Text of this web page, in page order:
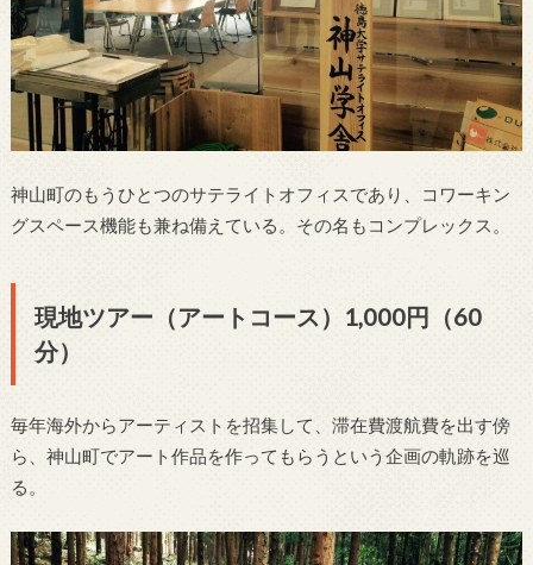
神山町のもうひとつのサテライトオフィスであり、コワーキン
グスペース機能も兼ね備えている。その名もコンプレックス。
現地ツアー（アートコース）1,000円（60
分）
毎年海外からアーティストを招集して、滞在費渡航費を出す傍
ら、神山町でアート作品を作ってもらうという企画の軌跡を巡
る。